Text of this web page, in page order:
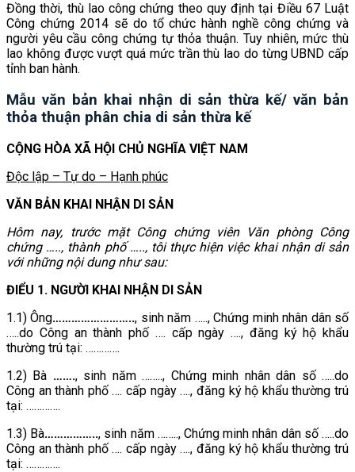
Đồng thời, thù lao công chứng theo quy định tại Điều 67 Luật
Công chứng 2014 sẽ do tổ chức hành nghề công chứng và
người yêu cầu công chứng tự thỏa thuận. Tuy nhiên, mức thù
lao không được vượt quá mức trần thù lao do từng UBND cấp
tỉnh ban hành.
Mẫu văn bản khai nhận di sản thừa kế/ văn bản
thỏa thuận phân chia di sản thừa kế
CỘNG HÒA XÃ HỘI CHỦ NGHĨA VIỆT NAM
Độc lập – Tự do – Hạnh phúc
VĂN BẢN KHAI NHẬN DI SẢN
Hôm nay, trước mặt Công chứng viên Văn phòng Công
chứng ….., thành phố ….., tôi thực hiện việc khai nhận di sản
với những nội dung như sau:
ĐIỂU 1. NGƯỜI KHAI NHẬN DI SẢN
1.1) Ông…………………….., sinh năm ….., Chứng minh nhân dân số
…..do Công an thành phố …. cấp ngày …., đăng ký hộ khẩu
thường trú tại: ………….
1.2) Bà ……., sinh năm …….., Chứng minh nhân dân số …..do
Công an thành phố …. cấp ngày …., đăng ký hộ khẩu thường trú
tại: ………….
1.3) Bà…………….., sinh năm …….., Chứng minh nhân dân số …..do
Công an thành phố …. cấp ngày …., đăng ký hộ khẩu thường trú
tại: ………….